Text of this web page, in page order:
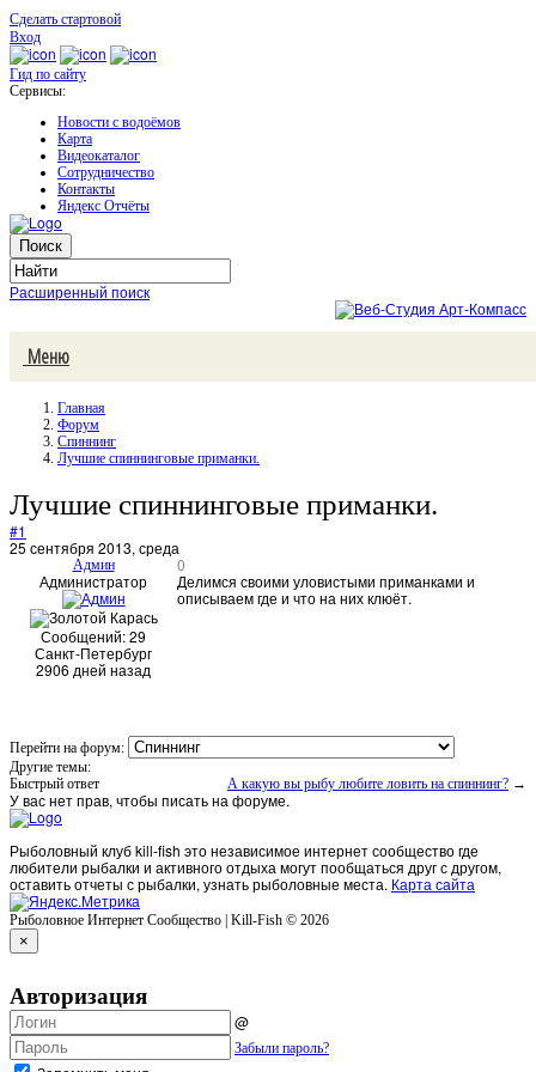
Сделать стартовой
Вход
Гид по сайту
Сервисы:
Новости с водоёмов
Карта
Видеокаталог
Сотрудничество
Контакты
Яндекс Отчёты
Расширенный поиск
Меню
Главная
Форум
Спиннинг
Лучшие спиннинговые приманки.
Лучшие спиннинговые приманки.
#1
25 сентября 2013, среда
Админ
Администратор
Сообщений: 29
Санкт-Петербург
2906 дней назад
0
Делимся своими уловистыми приманками и
описываем где и что на них клюёт.
Перейти на форум:
Другие темы:
А какую вы рыбу любите ловить на спиннинг? →
Быстрый ответ
У вас нет прав, чтобы писать на форуме.
Рыболовный клуб kill-fish это независимое интернет сообщество где
любители рыбалки и активного отдыха могут пообщаться друг с другом,
оставить отчеты с рыбалки, узнать рыболовные места. Карта сайта
Рыболовное Интернет Сообщество | Kill-Fish © 2026
×
Авторизация
@
Забыли пароль?